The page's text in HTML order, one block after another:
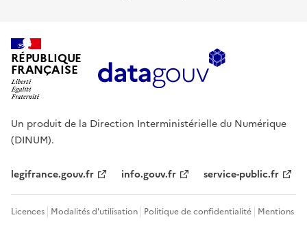
RÉPUBLIQUE
FRANÇAISE
Un produit de la Direction Interministérielle du Numérique
(DINUM).
legifrance.gouv.fr info.gouv.fr service-public.fr
Licences Modalités d'utilisation Politique de confidentialité Mentions